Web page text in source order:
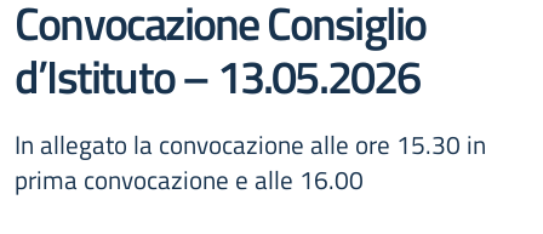
Convocazione Consiglio
d’Istituto – 13.05.2026
In allegato la convocazione alle ore 15.30 in
prima convocazione e alle 16.00